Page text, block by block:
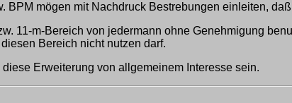
mögen mit Nachdruck Bestrebungen einleiten,
11-m-Bereich von jedermann ohne Genehmigung
Bereich nicht nutzen darf.
Erweiterung von allgemeinem Interesse sein.